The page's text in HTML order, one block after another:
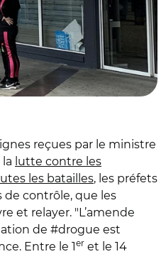
reçues par le ministre
lutte contre les
les batailles, les préfets
contrôle, que les
et relayer. "L’amende
de #drogue est
Entre le 1er et le 14